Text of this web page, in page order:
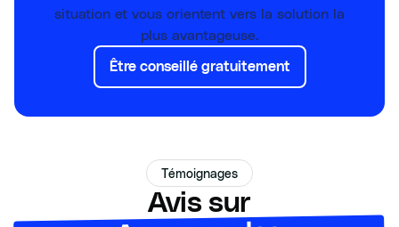
situation et vous orientent vers la solution la
plus avantageuse.
Être conseillé gratuitement
Témoignages
Avis sur